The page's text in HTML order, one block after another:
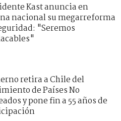
Kast anuncia en
nacional su megarreforma
"Seremos
retira a Chile del
de Países No
y pone fin a 55 años de